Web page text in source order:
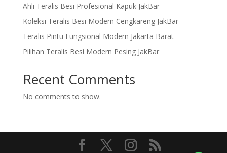
Ahli Teralis Besi Profesional Kapuk JakBar
Koleksi Teralis Besi Modern Cengkareng JakBar
Teralis Pintu Fungsional Modern Jakarta Barat
Pilihan Teralis Besi Modern Pesing JakBar
Recent Comments
No comments to show.